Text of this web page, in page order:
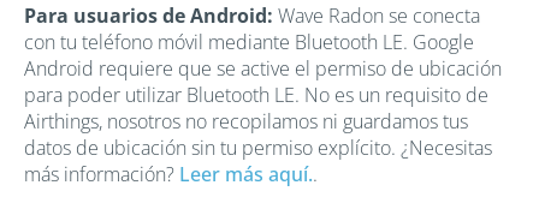
Para usuarios de Android: Wave Radon se conecta
con tu teléfono móvil mediante Bluetooth LE. Google
Android requiere que se active el permiso de ubicación
para poder utilizar Bluetooth LE. No es un requisito de
Airthings, nosotros no recopilamos ni guardamos tus
datos de ubicación sin tu permiso explícito. ¿Necesitas
más información? Leer más aquí..